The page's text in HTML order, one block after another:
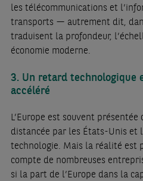
les télécommunications et
transports — autrement dit,
traduisent la profondeur,
économie moderne.
3. Un retard technologique
accéléré
L’Europe est souvent
distancée par les États-Unis et
technologie. Mais la réalité est
compte de nombreuses
si la part de l’Europe dans la